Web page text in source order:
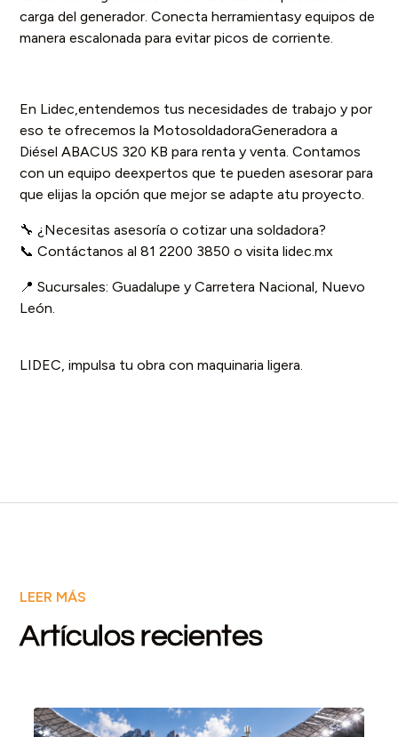
carga del generador. Conecta herramientasy equipos de
manera escalonada para evitar picos de corriente.
En Lidec,entendemos tus necesidades de trabajo y por
eso te ofrecemos la MotosoldadoraGeneradora a
Diésel ABACUS 320 KB para renta y venta. Contamos
con un equipo deexpertos que te pueden asesorar para
que elijas la opción que mejor se adapte atu proyecto.
🔧 ¿Necesitas asesoría o cotizar una soldadora?
📞 Contáctanos al 81 2200 3850 o visita lidec.mx
📍 Sucursales: Guadalupe y Carretera Nacional, Nuevo
León.
LIDEC, impulsa tu obra con maquinaria ligera.
LEER MÁS
Artículos recientes